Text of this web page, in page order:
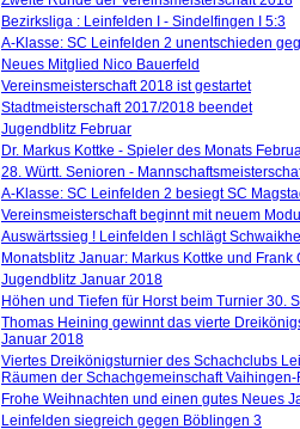
Bezirksliga : Leinfelden I - Sindelfingen I 5:3
A-Klasse: SC Leinfelden 2 unentschieden
Neues Mitglied Nico Bauerfeld
Vereinsmeisterschaft 2018 ist gestartet
Stadtmeisterschaft 2017/2018 beendet
Jugendblitz Februar
Dr. Markus Kottke - Spieler des Monats
28. Württ. Senioren -
A-Klasse: SC Leinfelden 2 besiegt SC
Vereinsmeisterschaft beginnt mit neuem
Auswärtssieg ! Leinfelden I schlägt
Monatsblitz Januar: Markus Kottke und
Jugendblitz Januar 2018
Höhen und Tiefen für Horst beim Turnier 30.
Thomas Heining gewinnt das vierte
Januar 2018
Viertes Dreikönigsturnier des Schachclubs
Räumen der Schachgemeinschaft
Frohe Weihnachten und einen gutes Neues
Leinfelden siegreich gegen Böblingen 3